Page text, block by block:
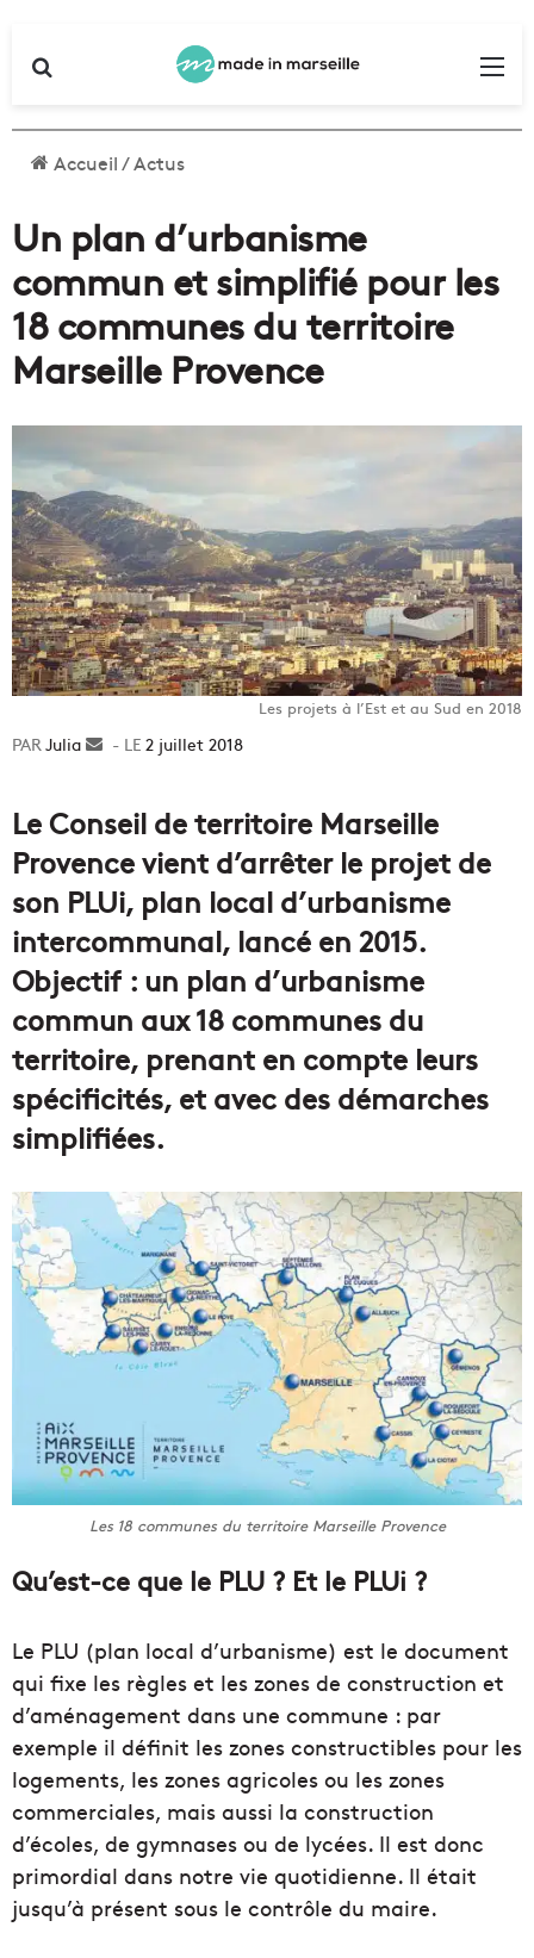
Accueil/Actus
Un plan d’urbanisme
commun et simplifié pour les
18 communes du territoire
Marseille Provence
Les projets à l’Est et au Sud en 2018
Julia
Envoyer2 juillet 2018
Le Conseil de territoire Marseille
Provence vient d’arrêter le projet de
son PLUi, plan local d’urbanisme
intercommunal, lancé en 2015.
Objectif : un plan d’urbanisme
commun aux 18 communes du
territoire, prenant en compte leurs
spécificités, et avec des démarches
simplifiées.
Les 18 communes du territoire Marseille Provence
Qu’est-ce que le PLU ? Et le PLUi ?
Le PLU (plan local d’urbanisme) est le document
qui fixe les règles et les zones de construction et
d’aménagement dans une commune : par
exemple il définit les zones constructibles pour les
logements, les zones agricoles ou les zones
commerciales, mais aussi la construction
d’écoles, de gymnases ou de lycées. Il est donc
primordial dans notre vie quotidienne. Il était
jusqu’à présent sous le contrôle du maire.